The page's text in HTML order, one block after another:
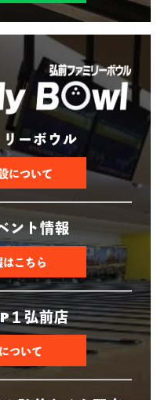
ーボウル
について
ント情報
こちら
１弘前店
ついて